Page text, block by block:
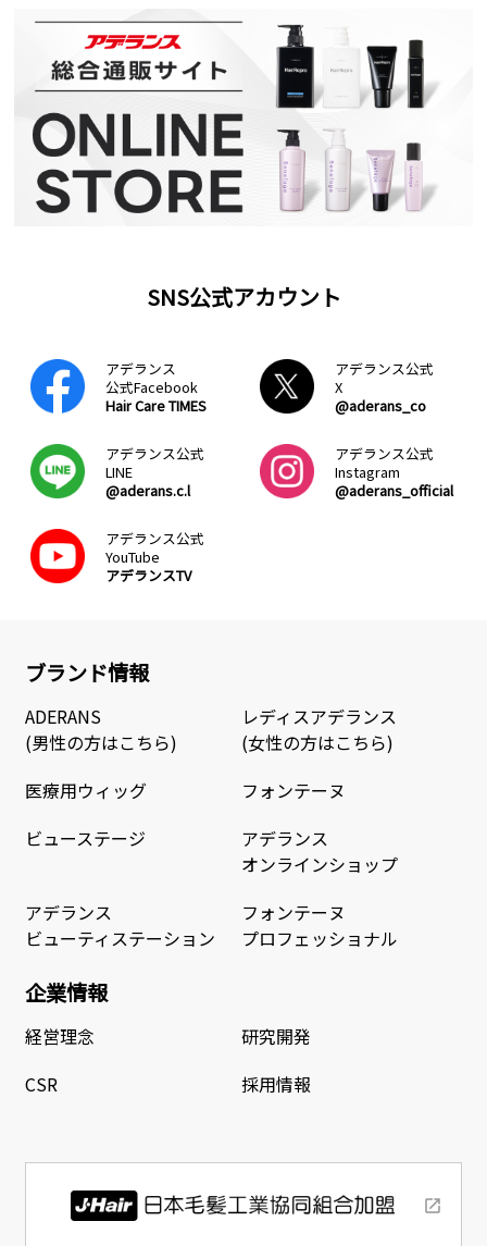
SNS公式アカウント
アデランス
公式Facebook
Hair Care TIMES
アデランス公式
X
@aderans_co
アデランス公式
LINE
@aderans.c.l
アデランス公式
Instagram
@aderans_official
アデランス公式
YouTube
アデランスTV
ブランド情報
ADERANS
(男性の方はこちら)
レディスアデランス
(女性の方はこちら)
医療用ウィッグ
フォンテーヌ
ビューステージ
アデランス
オンラインショップ
アデランス
ビューティステーション
フォンテーヌ
プロフェッショナル
企業情報
経営理念
研究開発
CSR
採用情報